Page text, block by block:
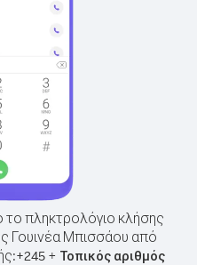
το πληκτρολόγιο κλήσης
Γουινέα Μπισσάου από
+245 + Τοπικός αριθμός